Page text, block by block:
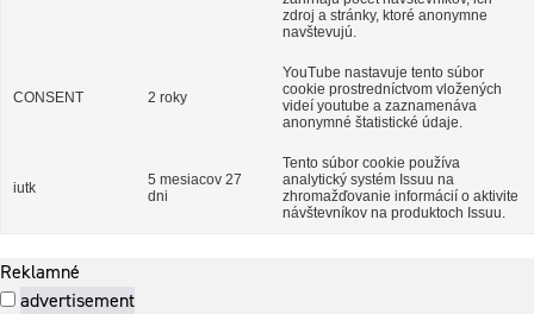
zdroj a stránky, ktoré anonymne
navštevujú.
CONSENT 2 roky
YouTube nastavuje tento súbor
cookie prostredníctvom vložených
videí youtube a zaznamenáva
anonymné štatistické údaje.
iutk
5 mesiacov 27
dni
Tento súbor cookie používa
analytický systém Issuu na
zhromažďovanie informácií o aktivite
návštevníkov na produktoch Issuu.
Reklamné
advertisement